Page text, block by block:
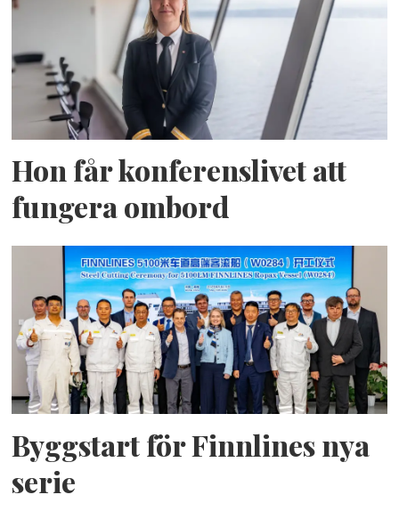
Hon får konferenslivet att
fungera ombord
Byggstart för Finnlines nya
serie